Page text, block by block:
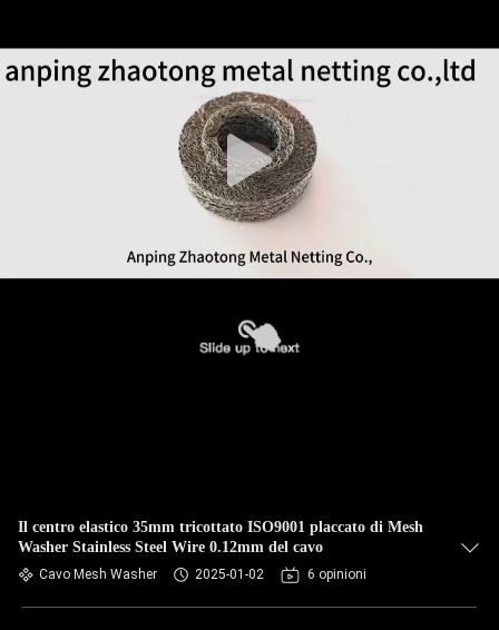
Il centro elastico 35mm tricottato ISO9001 placcato di Mesh
Washer Stainless Steel Wire 0.12mm del cavo
Cavo Mesh Washer 2025-01-02 6 opinioni